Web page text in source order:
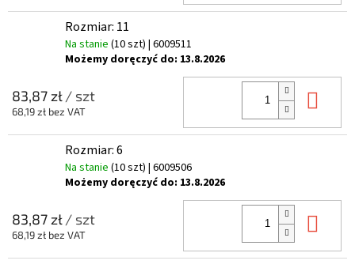
Rozmiar: 11
Na stanie (10 szt) | 6009511
Możemy doręczyć do: 13.8.2026
83,87 zł/ szt
68,19 zł bez VAT
Rozmiar: 6
Na stanie (10 szt) | 6009506
Możemy doręczyć do: 13.8.2026
83,87 zł/ szt
68,19 zł bez VAT